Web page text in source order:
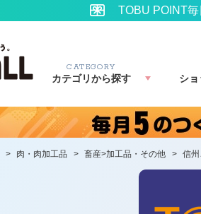
TOBU POINT
CATEGORY
カテゴリから探す シ
> 肉・肉加工品 > 畜産>加工品・その他 > 信州